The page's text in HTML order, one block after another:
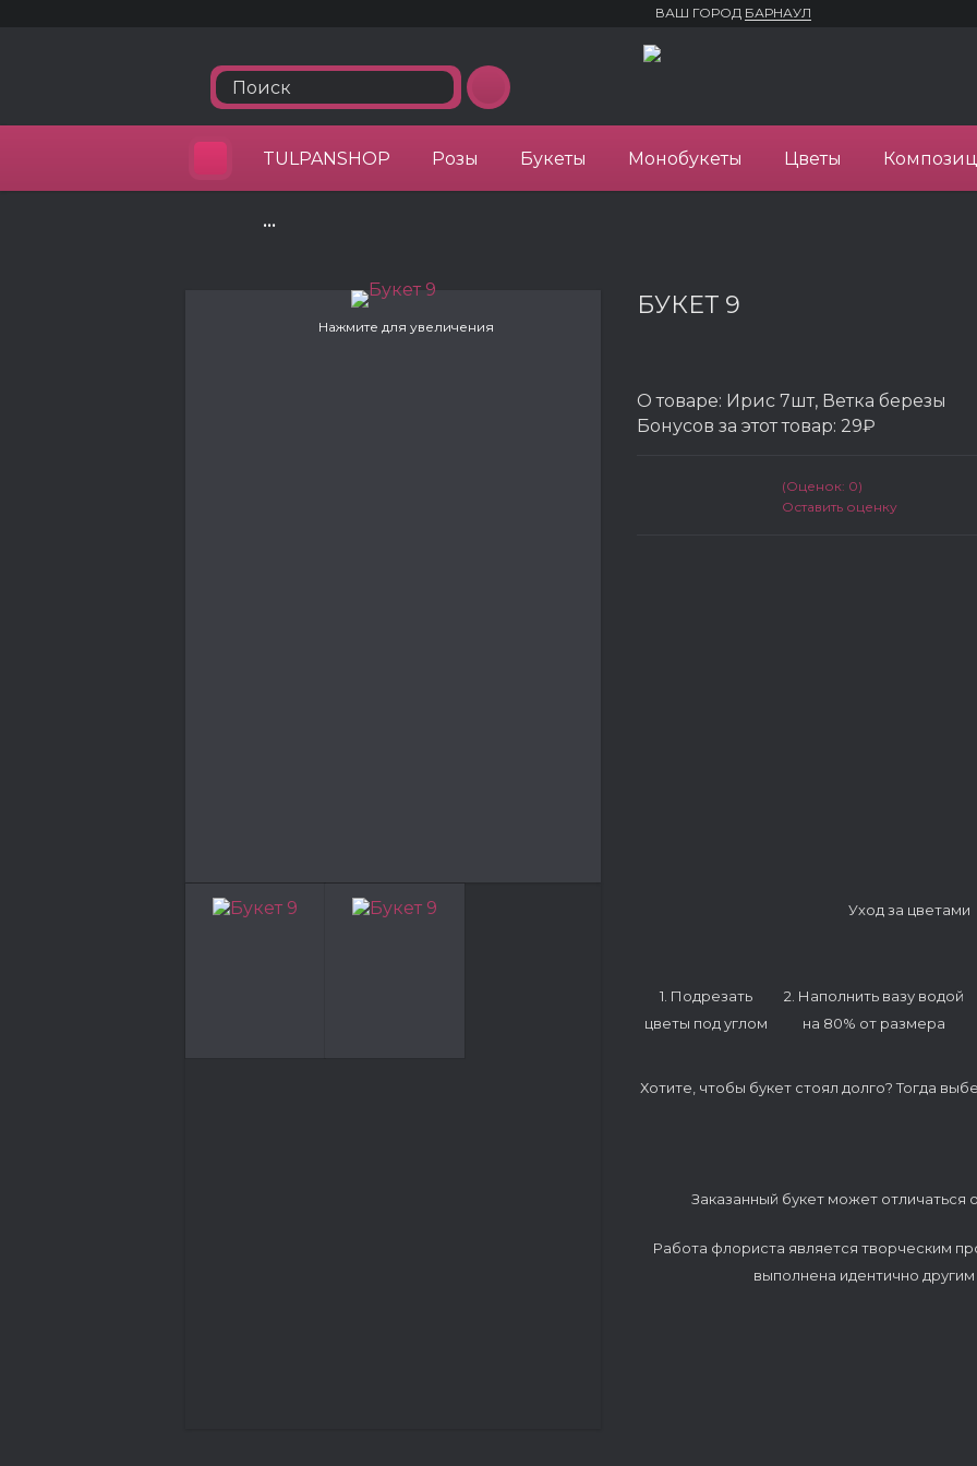
ВАШ ГОРОД БАРНАУЛ
TULPANSHOP Розы Букеты Монобукеты Цветы
•••
Нажмите для увеличения
БУКЕТ 9
О товаре: Ирис 7шт, Ветка березы
Бонусов за этот товар: 29₽
(Оценок: 0)
Оставить оценку
Уход за цветами
1. Подрезать
цветы под углом
2. Наполнить вазу водой
на 80% от размера
Хотите, чтобы букет стоял долго? Тогда
Заказанный букет может отличаться
Работа флориста является творческим
выполнена идентично